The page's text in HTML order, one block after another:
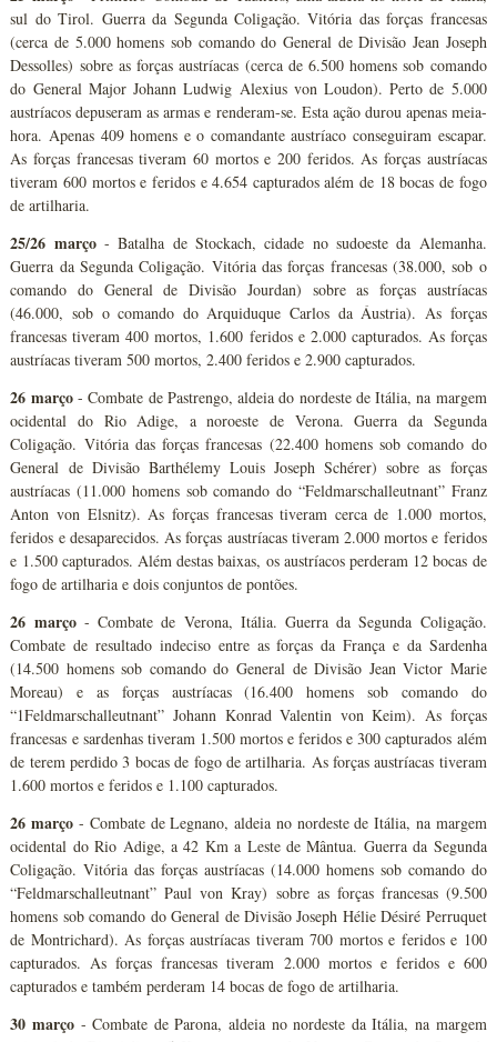
sul do Tirol. Guerra da Segunda Coligação. Vitória das forças francesas
(cerca de 5.000 homens sob comando do General de Divisão Jean Joseph
Dessolles) sobre as forças austríacas (cerca de 6.500 homens sob comando
do General Major Johann Ludwig Alexius von Loudon). Perto de 5.000
austríacos depuseram as armas e renderam-se. Esta ação durou apenas meia-
hora. Apenas 409 homens e o comandante austríaco conseguiram escapar.
As forças francesas tiveram 60 mortos e 200 feridos. As forças austríacas
tiveram 600 mortos e feridos e 4.654 capturados além de 18 bocas de fogo
de artilharia.
25/26 março- Batalha de Stockach, cidade no sudoeste da Alemanha.
Guerra da Segunda Coligação. Vitória das forças francesas (38.000, sob o
comando do General de Divisão Jourdan) sobre as forças austríacas
(46.000, sob o comando do Arquiduque Carlos da Áustria). As forças
francesas tiveram 400 mortos, 1.600 feridos e 2.000 capturados. As forças
austríacas tiveram 500 mortos, 2.400 feridos e 2.900 capturados.
26 março- Combate de Pastrengo, aldeia do nordeste de Itália, na margem
ocidental do Rio Adige, a noroeste de Verona. Guerra da Segunda
Coligação. Vitória das forças francesas (22.400 homens sob comando do
General de Divisão Barthélemy Louis Joseph Schérer) sobre as forças
austríacas (11.000 homens sob comando do “Feldmarschalleutnant” Franz
Anton von Elsnitz). As forças francesas tiveram cerca de 1.000 mortos,
feridos e desaparecidos. As forças austríacas tiveram 2.000 mortos e feridos
e 1.500 capturados. Além destas baixas, os austríacos perderam 12 bocas de
fogo de artilharia e dois conjuntos de pontões.
26 março- Combate de Verona, Itália. Guerra da Segunda Coligação.
Combate de resultado indeciso entre as forças da França e da Sardenha
(14.500 homens sob comando do General de Divisão Jean Victor Marie
Moreau) e as forças austríacas (16.400 homens sob comando do
“1Feldmarschalleutnant” Johann Konrad Valentin von Keim). As forças
francesas e sardenhas tiveram 1.500 mortos e feridos e 300 capturados além
de terem perdido 3 bocas de fogo de artilharia. As forças austríacas tiveram
1.600 mortos e feridos e 1.100 capturados.
26 março - Combate de Legnano, aldeia no nordeste de Itália, na margem
ocidental do Rio Adige, a 42 Km a Leste de Mântua. Guerra da Segunda
Coligação. Vitória das forças austríacas (14.000 homens sob comando do
“Feldmarschalleutnant” Paul von Kray) sobre as forças francesas (9.500
homens sob comando do General de Divisão Joseph Hélie Désiré Perruquet
de Montrichard). As forças austríacas tiveram 700 mortos e feridos e 100
capturados. As forças francesas tiveram 2.000 mortos e feridos e 600
capturados e também perderam 14 bocas de fogo de artilharia.
30 março - Combate de Parona, aldeia no nordeste da Itália, na margem